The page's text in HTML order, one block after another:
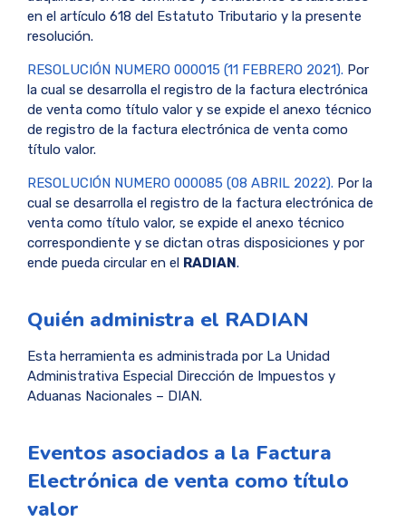
en el artículo 618 del Estatuto Tributario y la presente
resolución.
RESOLUCIÓN NUMERO 000015 (11 FEBRERO 2021). Por
la cual se desarrolla el registro de la factura electrónica
de venta como título valor y se expide el anexo técnico
de registro de la factura electrónica de venta como
título valor.
RESOLUCIÓN NUMERO 000085 (08 ABRIL 2022). Por la
cual se desarrolla el registro de la factura electrónica de
venta como título valor, se expide el anexo técnico
correspondiente y se dictan otras disposiciones y por
ende pueda circular en el RADIAN.
Quién administra el RADIAN
Esta herramienta es administrada por La Unidad
Administrativa Especial Dirección de Impuestos y
Aduanas Nacionales – DIAN.
Eventos asociados a la Factura
Electrónica de venta como título
valor